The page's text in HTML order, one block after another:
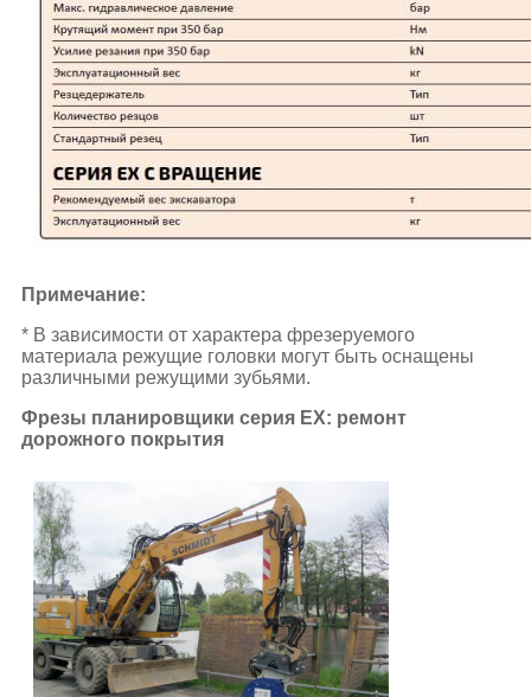
Примечание:
* В зависимости от характера фрезеруемого
материала режущие головки могут быть оснащены
различными режущими зубьями.
Фрезы планировщики серия EX: ремонт
дорожного покрытия